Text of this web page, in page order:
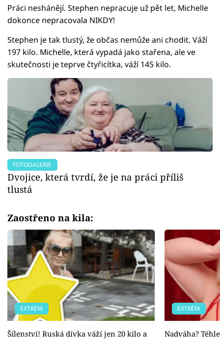
Práci neshánějí. Stephen nepracuje už pět let, Michelle
dokonce nepracovala NIKDY!
Stephen je tak tlustý, že občas nemůže ani chodit. Váží
197 kilo. Michelle, která vypadá jako stařena, ale ve
skutečnosti je teprve čtyřicítka, váží 145 kilo.
FOTOGALERIE
Dvojice, která tvrdí, že je na práci příliš
tlustá
Zaostřeno na kila:
EXTRÉM
Šílenství! Ruská dívka váží jen 20 kilo a
EXTRÉM
Nadváha?